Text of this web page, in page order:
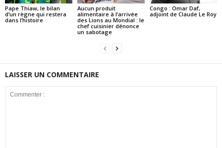
Pape Thiaw, le bilan
d’un règne qui restera
dans l’histoire
Aucun produit
alimentaire à l’arrivée
des Lions au Mondial : le
chef cuisinier dénonce
un sabotage
Congo : Omar Daf,
adjoint de Claude Le Roy
LAISSER UN COMMENTAIRE